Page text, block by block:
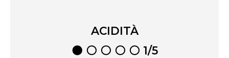
ACIDITÀ
⚫ ⚪ ⚪ ⚪ ⚪ 1/5